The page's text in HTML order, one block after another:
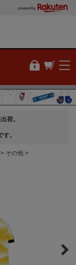
powered by
荷。
。
その他